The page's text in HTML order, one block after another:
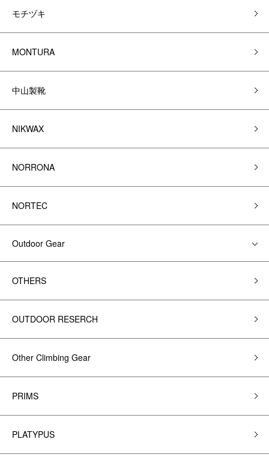
モチヅキ
MONTURA
中山製靴
NIKWAX
NORRONA
NORTEC
Outdoor Gear
OTHERS
OUTDOOR RESERCH
Other Climbing Gear
PRIMS
PLATYPUS